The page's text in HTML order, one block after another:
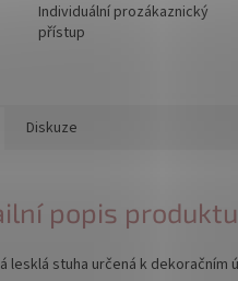
Individuální prozákaznický
přístup
Diskuze
popis produktu
lesklá stuha určená k